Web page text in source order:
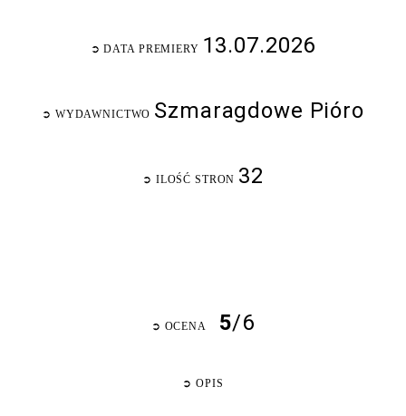
➲ DATA PREMIERY 13.07.2026
➲ WYDAWNICTWO Szmaragdowe Pióro
➲ ILOŚĆ STRON 32
➲ OCENA 5/6
➲ OPIS